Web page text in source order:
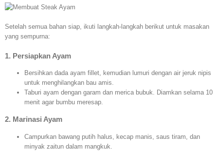
Setelah semua bahan siap, ikuti langkah-langkah berikut untuk masakan
yang sempurna:
1. Persiapkan Ayam
Bersihkan dada ayam fillet, kemudian lumuri dengan air jeruk nipis
untuk menghilangkan bau amis.
Taburi ayam dengan garam dan merica bubuk. Diamkan selama 10
menit agar bumbu meresap.
2. Marinasi Ayam
Campurkan bawang putih halus, kecap manis, saus tiram, dan
minyak zaitun dalam mangkuk.